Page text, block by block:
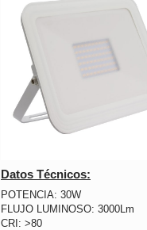
Datos Técnicos:
POTENCIA: 30W
FLUJO LUMINOSO: 3000Lm
CRI: >80